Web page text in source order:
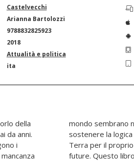
Castelvecchi
Arianna Bartolozzi
9788832825923
2018
Attualità e politica
ita
della
da anni.
i
a
sfrutta la